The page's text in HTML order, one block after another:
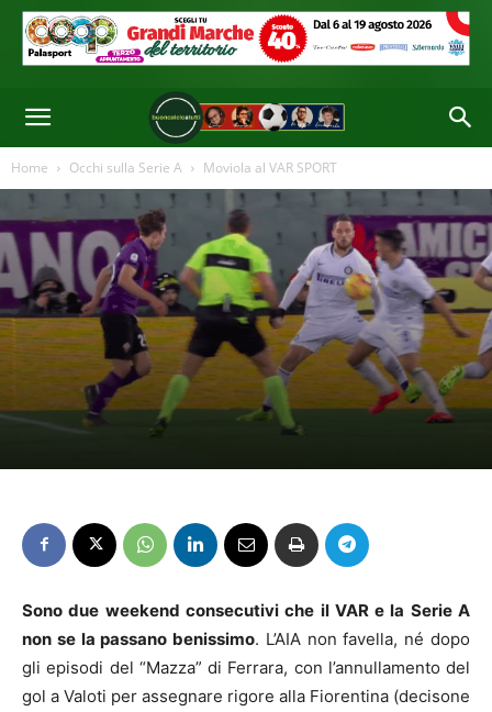
Home Occhi sulla Serie A Moviola al VAR SPORT
Sono due weekend consecutivi che il VAR e la Serie A
non se la passano benissimo. L’AIA non favella, né dopo
gli episodi del “Mazza” di Ferrara, con l’annullamento del
gol a Valoti per assegnare rigore alla Fiorentina (decisone